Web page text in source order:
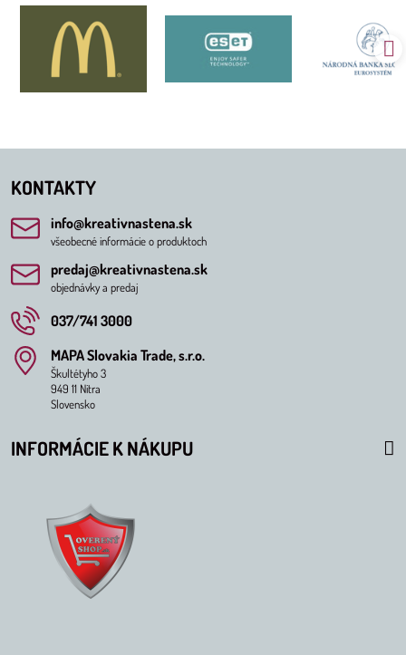
KONTAKTY
info​@kreativnastena​.sk
všeobecné informácie o produktoch
predaj​@kreativnastena​.sk
objednávky a predaj
037/741 3000
MAPA Slovakia Trade, s​.r​.o​.
Škultétyho 3
949 11 Nitra
Slovensko
INFORMÁCIE K NÁKUPU